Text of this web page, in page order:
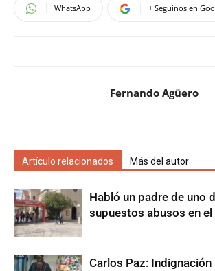
WhatsApp + Seguinos en
Fernando Agüero
Artículo relacionados Más del autor
Habló un padre de uno
supuestos abusos en
Carlos Paz: